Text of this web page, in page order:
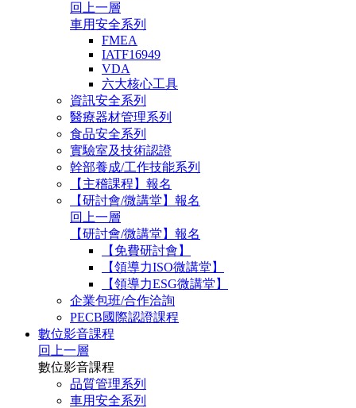
回上一層
車用安全系列
FMEA
IATF16949
VDA
六大核心工具
資訊安全系列
醫療器材管理系列
食品安全系列
實驗室及技術認證
幹部養成/工作技能系列
【主稽課程】報名
【研討會/微講堂】報名
回上一層
【研討會/微講堂】報名
【免費研討會】
【領導力ISO微講堂】
【領導力ESG微講堂】
企業包班/合作洽詢
PECB國際認證課程
數位影音課程
回上一層
數位影音課程
品質管理系列
車用安全系列